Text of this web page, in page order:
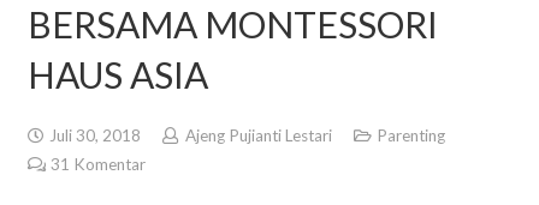
BERSAMA MONTESSORI
HAUS ASIA
Juli 30, 2018 Ajeng Pujianti Lestari
Parenting
31 Komentar